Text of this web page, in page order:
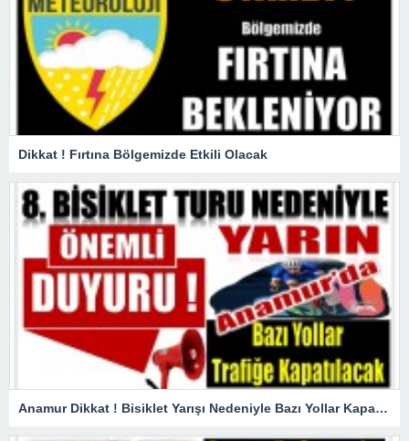
Dikkat ! Fırtına Bölgemizde Etkili Olacak
Anamur Dikkat ! Bisiklet Yarışı Nedeniyle Bazı Yollar Kapanacak